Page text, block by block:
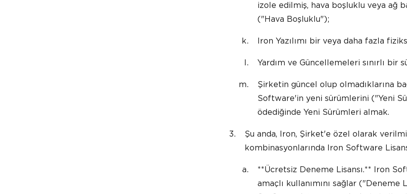
izole edilmiş, hava boşluklu veya ağ
("Hava Boşluklu");
Iron Yazılımı bir veya daha fazla
Yardım ve Güncellemeleri sınırlı bir
Şirketin güncel olup olmadıklarına
Software'in yeni sürümlerini ("Yeni
ödediğinde Yeni Sürümleri almak.
Şu anda, Iron, Şirket'e özel olarak
kombinasyonlarında Iron Software
**Ücretsiz Deneme Lisansı.** Iron
amaçlı kullanımını sağlar